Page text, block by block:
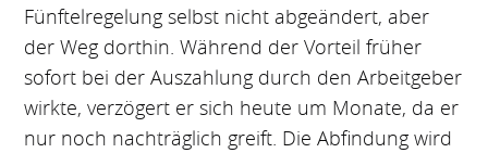
Fünftelregelung selbst nicht abgeändert, aber
der Weg dorthin. Während der Vorteil früher
sofort bei der Auszahlung durch den Arbeitgeber
wirkte, verzögert er sich heute um Monate, da er
nur noch nachträglich greift. Die Abfindung wird